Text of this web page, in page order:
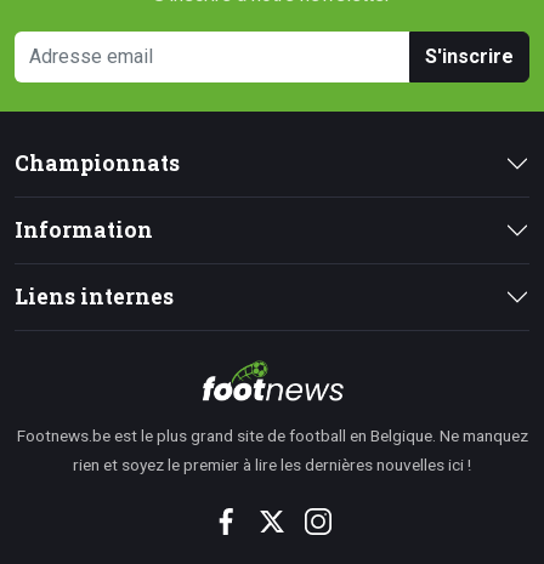
S'inscrire
Championnats
Information
Liens internes
Footnews.be est le plus grand site de football en Belgique. Ne manquez
rien et soyez le premier à lire les dernières nouvelles ici !